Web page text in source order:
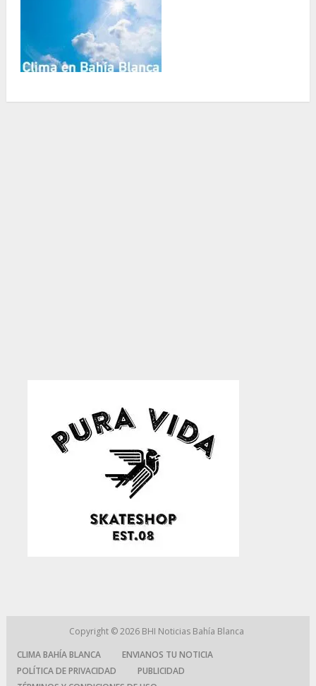
Copyright © 2026 BHI Noticias Bahía Blanca
CLIMA BAHÍA BLANCA
ENVIANOS TU NOTICIA
POLÍTICA DE PRIVACIDAD
PUBLICIDAD